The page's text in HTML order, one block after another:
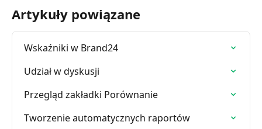
Artykuły powiązane
Wskaźniki w Brand24
Udział w dyskusji
Przegląd zakładki Porównanie
Tworzenie automatycznych raportów